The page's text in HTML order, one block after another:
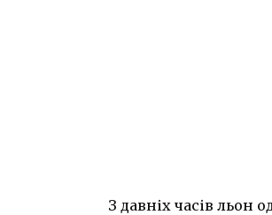
З давніх часів льон